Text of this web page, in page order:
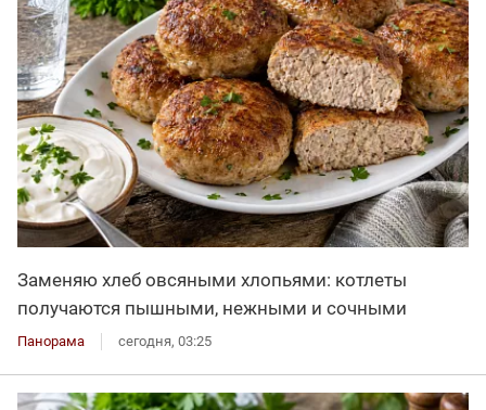
Заменяю хлеб овсяными хлопьями: котлеты
получаются пышными, нежными и сочными
Панорама сегодня, 03:25